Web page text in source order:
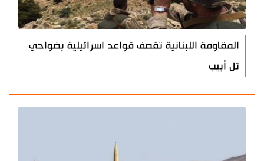
المقاومة اللبنانية تقصف قواعد اسرائيلية بضواحي
تل أبيب